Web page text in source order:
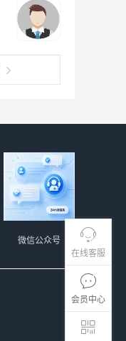
在线客服
会员中心
微信公众号